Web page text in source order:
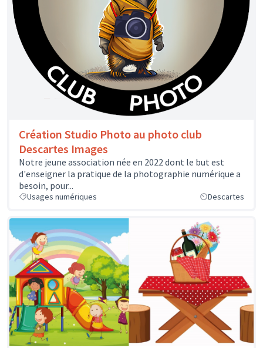
Création Studio Photo au photo club
Descartes Images
Notre jeune association née en 2022 dont le but est
d'enseigner la pratique de la photographie numérique a
besoin, pour...
Usages numériques Descartes